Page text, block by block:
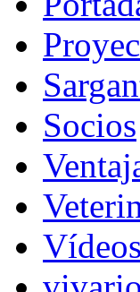
Socios
Vídeos